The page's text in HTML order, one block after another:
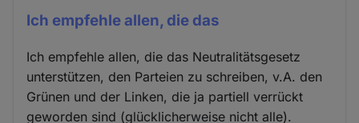
Ich empfehle allen, die das
Ich empfehle allen, die das Neutralitätsgesetz
unterstützen, den Parteien zu schreiben, v.A. den
Grünen und der Linken, die ja partiell verrückt
geworden sind (glücklicherweise nicht alle).